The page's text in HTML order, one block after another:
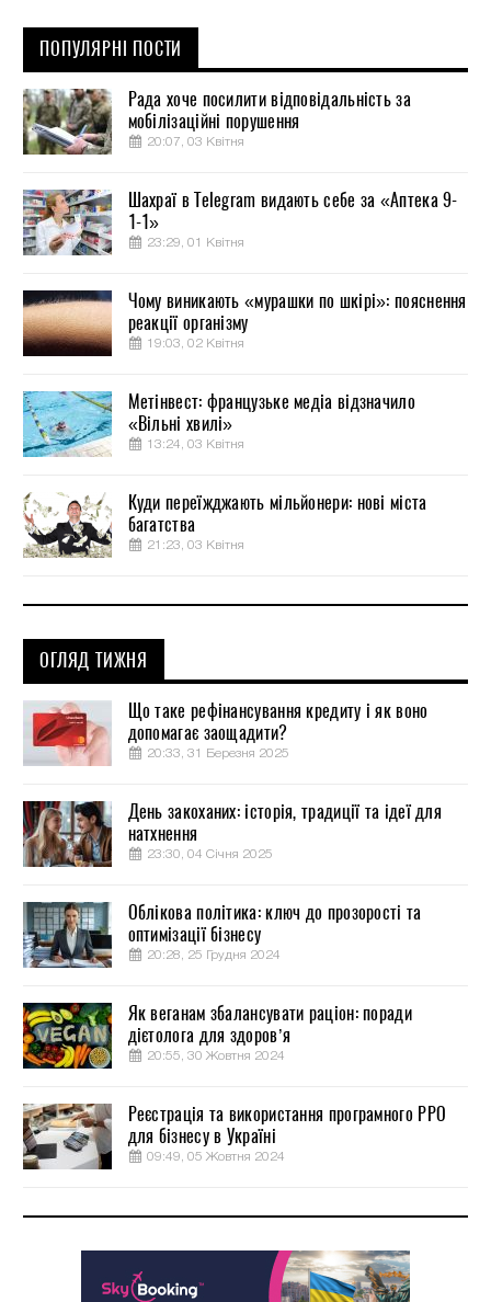
ПОПУЛЯРНІ ПОСТИ
Рада хоче посилити відповідальність за
мобілізаційні порушення
20:07, 03 Квітня
Шахраї в Telegram видають себе за «Аптека 9-
1-1»
23:29, 01 Квітня
Чому виникають «мурашки по шкірі»: пояснення
реакції організму
19:03, 02 Квітня
Метінвест: французьке медіа відзначило
«Вільні хвилі»
13:24, 03 Квітня
Куди переїжджають мільйонери: нові міста
багатства
21:23, 03 Квітня
ОГЛЯД ТИЖНЯ
Що таке рефінансування кредиту і як воно
допомагає заощадити?
20:33, 31 Березня 2025
День закоханих: історія, традиції та ідеї для
натхнення
23:30, 04 Січня 2025
Облікова політика: ключ до прозорості та
оптимізації бізнесу
20:28, 25 Грудня 2024
Як веганам збалансувати раціон: поради
дієтолога для здоров’я
20:55, 30 Жовтня 2024
Реєстрація та використання програмного РРО
для бізнесу в Україні
09:49, 05 Жовтня 2024